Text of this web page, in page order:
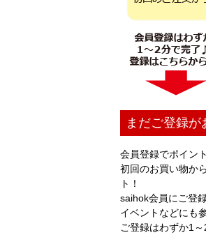
まだご登録
会員登録でポイン
初回のお買い物か
ト！
saihok会員にご登
イベントなどにも
ご登録はわずか1